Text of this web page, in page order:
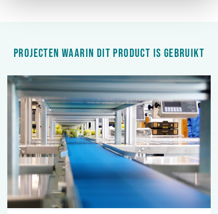
Projecten waarin dit product is gebruikt